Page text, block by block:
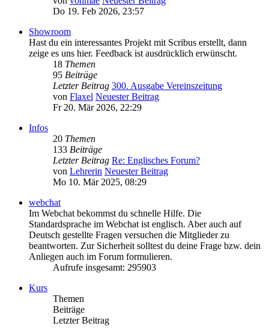
Do 19. Feb 2026, 23:57
Showroom
Hast du ein interessantes Projekt mit Scribus erstellt, dann
zeige es uns hier. Feedback ist ausdrücklich erwünscht.
18 Themen
95 Beiträge
Letzter Beitrag 300. Ausgabe Vereinszeitung
von Flaxel Neuester Beitrag
Fr 20. Mär 2026, 22:29
Infos
20 Themen
133 Beiträge
Letzter Beitrag Re: Englisches Forum?
von Lehrerin Neuester Beitrag
Mo 10. Mär 2025, 08:29
webchat
Im Webchat bekommst du schnelle Hilfe. Die
Standardsprache im Webchat ist englisch. Aber auch auf
Deutsch gestellte Fragen versuchen die Mitglieder zu
beantworten. Zur Sicherheit solltest du deine Frage bzw. dein
Anliegen auch im Forum formulieren.
Aufrufe insgesamt: 295903
Kurs
Themen
Beiträge
Letzter Beitrag